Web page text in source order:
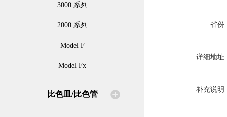
3000 系列
2000 系列
Model F
Model Fx
比色皿/比色管
省份
详细地址
补充说明